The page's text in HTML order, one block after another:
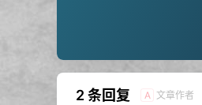
2 条回复 A 文章作者